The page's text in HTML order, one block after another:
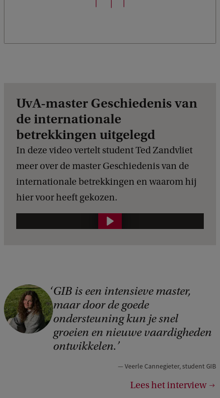
a
n
d
v
UvA-master Geschiedenis van
de internationale
betrekkingen uitgelegd
In deze video vertelt student Ted Zandvliet
meer over de master Geschiedenis van de
internationale betrekkingen en waarom hij
hier voor heeft gekozen.
C
o
p
GIB is een intensieve master,
maar door de goede
ondersteuning kun je snel
groeien en nieuwe vaardigheden
ontwikkelen.
Veerle Cannegieter, student GIB
Lees het interview